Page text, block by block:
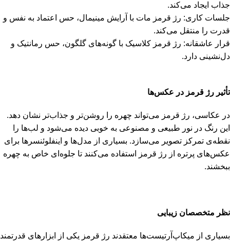
جذاب ایجاد می‌کند.
جلسات کاری: رژ قرمز مات با آرایش مینیمال، حس اعتماد به نفس و
قدرت را منتقل می‌کند.
قرار عاشقانه: رژ قرمز کلاسیک با گونه‌های گلگون، حس رمانتیک و
دل‌نشینی دارد.
تأثیر رژ قرمز در عکس‌ها
در عکاسی، رژ قرمز می‌تواند چهره را روشن‌تر و جذاب‌تر نشان دهد.
این رنگ در نور طبیعی و مصنوعی به خوبی دیده می‌شود و لب‌ها را
نقطه‌ی تمرکز تصویر می‌سازد. بسیاری از مدل‌ها و اینفلوئنسرها برای
عکس‌های پرتره از رژ قرمز استفاده می‌کنند تا جلوه‌ای خاص به چهره
ببخشند.
نظر متخصصان زیبایی
بسیاری از میکاپ‌آرتیست‌ها معتقدند رژ قرمز یکی از ابزارهای قدرتمند